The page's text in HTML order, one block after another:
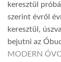
keresztül
szerint évről
keresztül,
bejutni az
MODERN